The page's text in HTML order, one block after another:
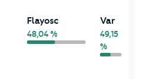
Flayosc
48,04 %
Var
49,15
%